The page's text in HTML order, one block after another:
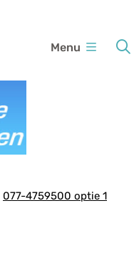
u
Menu
077-4759500 optie 1